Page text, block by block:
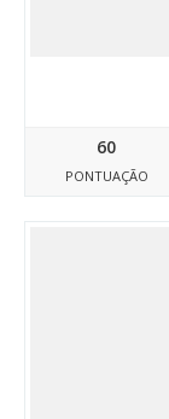
60
PONTUAÇÃO